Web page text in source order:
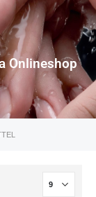
Onlineshop